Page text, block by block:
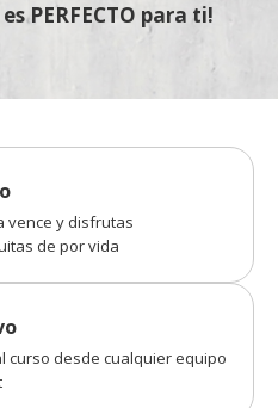
PERFECTO para ti!
vence y disfrutas
de por vida
curso desde cualquier equipo